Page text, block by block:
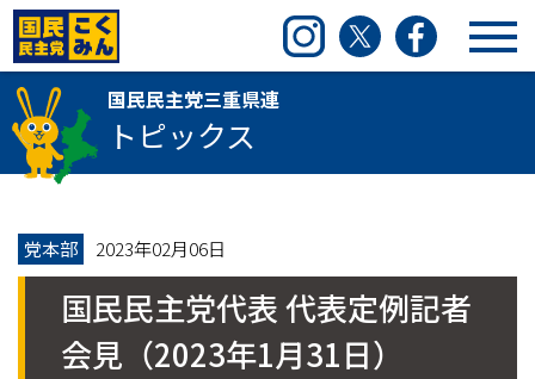
国民民主党三重県連 InstagramTwitter Facebook
国民民主党三重県連
トピックス
党本部 2023年02月06日
国民民主党代表 代表定例記者
会見（2023年1月31日）